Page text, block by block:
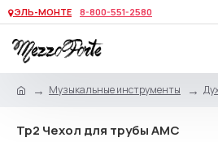
ЭЛЬ-МОНТЕ 8-800-551-2580
Музыкальные инструменты
Тр2 Чехол для трубы АМС